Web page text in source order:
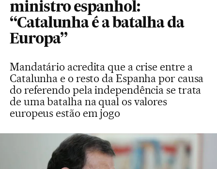
ministro espanhol:
“Catalunha é a batalha da
Europa”
Mandatário acredita que a crise entre a
Catalunha e o resto da Espanha por causa
do referendo pela independência se trata
de uma batalha na qual os valores
europeus estão em jogo